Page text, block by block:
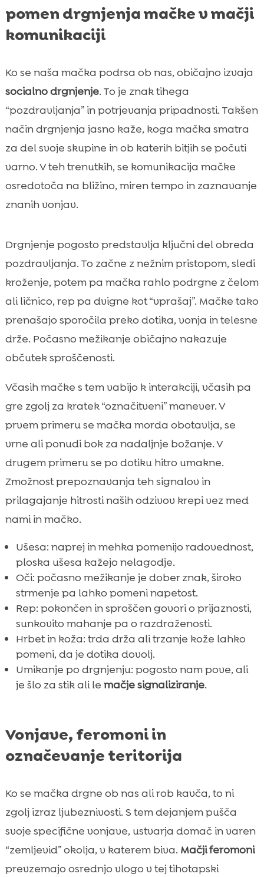
pomen drgnjenja mačke v mačji
komunikaciji
Ko se naša mačka podrsa ob nas, običajno izvaja
socialno drgnjenje. To je znak tihega
“pozdravljanja” in potrjevanja pripadnosti. Takšen
način drgnjenja jasno kaže, koga mačka smatra
za del svoje skupine in ob katerih bitjih se počuti
varno. V teh trenutkih, se komunikacija mačke
osredotoča na bližino, miren tempo in zaznavanje
znanih vonjav.
Drgnjenje pogosto predstavlja ključni del obreda
pozdravljanja. To začne z nežnim pristopom, sledi
kroženje, potem pa mačka rahlo podrgne z čelom
ali ličnico, rep pa dvigne kot “vprašaj”. Mačke tako
prenašajo sporočila preko dotika, vonja in telesne
drže. Počasno mežikanje običajno nakazuje
občutek sproščenosti.
Včasih mačke s tem vabijo k interakciji, včasih pa
gre zgolj za kratek “označitveni” manever. V
prvem primeru se mačka morda obotavlja, se
vrne ali ponudi bok za nadaljnje božanje. V
drugem primeru se po dotiku hitro umakne.
Zmožnost prepoznavanja teh signalov in
prilagajanje hitrosti naših odzivov krepi vez med
nami in mačko.
Ušesa: naprej in mehka pomenijo radovednost,
ploska ušesa kažejo nelagodje.
Oči: počasno mežikanje je dober znak, široko
strmenje pa lahko pomeni napetost.
Rep: pokončen in sproščen govori o prijaznosti,
sunkovito mahanje pa o razdraženosti.
Hrbet in koža: trda drža ali trzanje kože lahko
pomeni, da je dotika dovolj.
Umikanje po drgnjenju: pogosto nam pove, ali
je šlo za stik ali le mačje signaliziranje.
Vonjave, feromoni in
označevanje teritorija
Ko se mačka drgne ob nas ali rob kavča, to ni
zgolj izraz ljubeznivosti. S tem dejanjem pušča
svoje specifične vonjave, ustvarja domač in varen
“zemljevid” okolja, v katerem biva. Mačji feromoni
prevzemajo osrednjo vlogo v tej tihotapski